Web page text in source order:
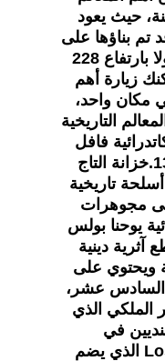
حيث يعود
تم بناؤها على
زيارة أهم
مكان واحد،
التاريخية
فافل
التي يعود تاريخها لعام 1364.خزانة التاج
تاريخية
مجوهرات
يوحنا بولس
آثرية دينية
ويحتوي على
السادس عشر،
الملكي الذي
في
الماضي.معرض Lost Wawel الذي يضم